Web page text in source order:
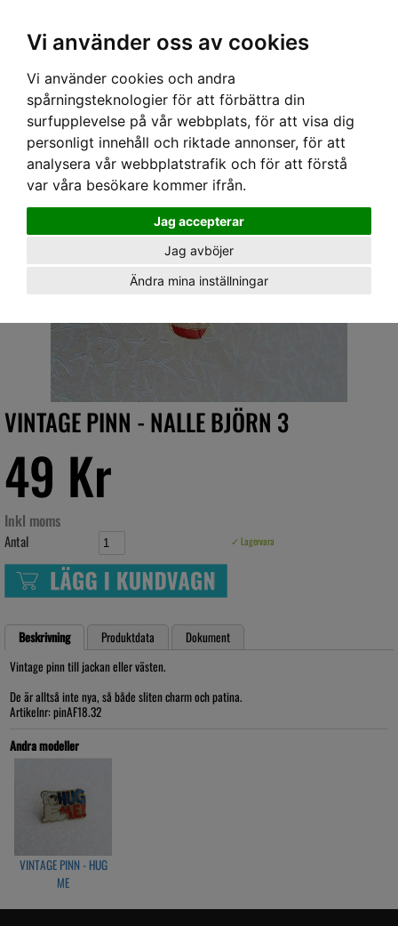
Vi använder oss av cookies
Vi använder cookies och andra
spårningsteknologier för att förbättra din
surfupplevelse på vår webbplats, för att visa dig
personligt innehåll och riktade annonser, för att
analysera vår webbplatstrafik och för att förstå
var våra besökare kommer ifrån.
Jag accepterar
Jag avböjer
Ändra mina inställningar
Hem› ACCESSOARER ›BROSCH› VINTAGE PINN - NALLE BJÖRN 3
VINTAGE PINN - NALLE BJÖRN 3
49 Kr
Inkl moms
Antal ✓ Lagervara
Beskrivning Produktdata
Dokument
Vintage pinn till jackan eller västen.
De är alltså inte nya, så både sliten charm och patina.
Artikelnr: pinAF18.32
Andra modeller
VINTAGE PINN - HUG
ME